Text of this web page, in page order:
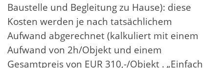
Baustelle und Begleitung zu Hause): diese
Kosten werden je nach tatsächlichem
Aufwand abgerechnet (kalkuliert mit einem
Aufwand von 2h/Objekt und einem
Gesamtpreis von EUR 310,-/Objekt . „Einfach